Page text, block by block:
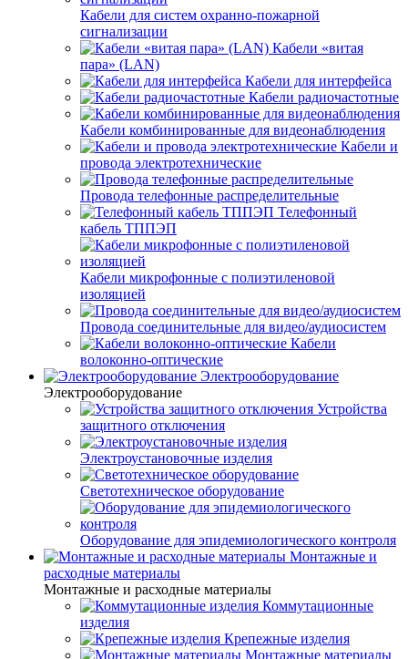
Кабели для систем охранно-пожарной
сигнализации
Кабели «витая
пара» (LAN)
Кабели для интерфейса
Кабели радиочастотные
Кабели комбинированные для видеонаблюдения
Кабели и
провода электротехнические
Провода телефонные распределительные
Телефонный
кабель ТППЭП
Кабели микрофонные с полиэтиленовой
изоляцией
Провода соединительные для видео/аудиосистем
Кабели
волоконно-оптические
Электрооборудование
Электрооборудование
Устройства
защитного отключения
Электроустановочные изделия
Светотехническое оборудование
Оборудование для эпидемиологического контроля
Монтажные и
расходные материалы
Монтажные и расходные материалы
Коммутационные
изделия
Крепежные изделия
Монтажные материалы